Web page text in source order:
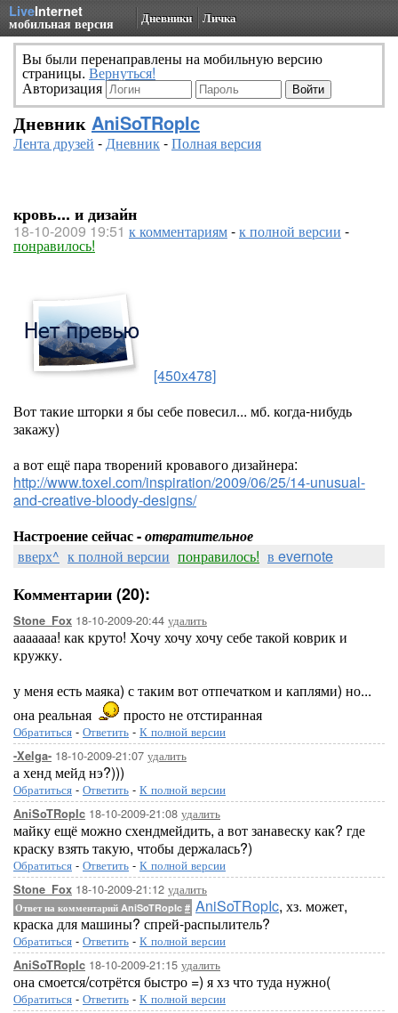
LiveInternet
мобильная версия Дневники Личка
Вы были перенаправлены на мобильную версию
страницы. Вернуться!
Авторизация
Дневник AniSoTRopIc
Лента друзей -Дневник-Полная версия
кровь... и дизайн
18-10-2009 19:51 к комментариям-к полной версии -
понравилось!
[450x478]
Вот такие шторки я бы себе повесил... мб. когда-нибудь
закажу)
а вот ещё пара творений кровавого дизайнера:
http://www.toxel.com/inspiration/2009/06/25/14-unusual-
and-creative-bloody-designs/
Настроение сейчас -отвратительное
вверх^ к полной версии понравилось! в evernote
Комментарии (20):
Stone_Fox 18-10-2009-20:44 удалить
ааааааа! как круто! Хочу хочу хочу себе такой коврик и
кружку.
у меня есть маяка) с таким вот отпечатком и каплями) но...
она реальная
просто не отстиранная
Обратиться - Ответить - К полной версии
-Xelga- 18-10-2009-21:07 удалить
а хенд мейд нэ?)))
Обратиться - Ответить - К полной версии
AniSoTRopIc 18-10-2009-21:08 удалить
майку ещё можно схендмейдить, а вот занавеску как? где
краску взять такую, чтобы держалась?)
Обратиться - Ответить - К полной версии
Stone_Fox 18-10-2009-21:12 удалить
Ответ на комментарий AniSoTRopIc # AniSoTRopIc, хз. может,
краска для машины? спрей-распылитель?
Обратиться - Ответить - К полной версии
AniSoTRopIc 18-10-2009-21:15 удалить
она смоется/сотрётся быстро =) я хз что туда нужно(
Обратиться - Ответить - К полной версии